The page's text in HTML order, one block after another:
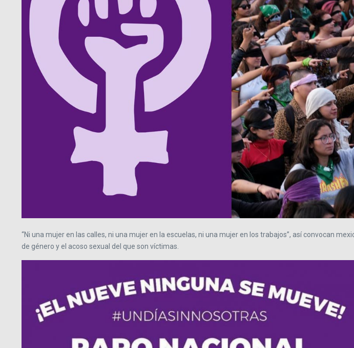
“Ni una mujer en las calles, ni una mujer en la escuelas, ni una mujer en los trabajos”, así convocan
de género y el acoso sexual del que son víctimas.